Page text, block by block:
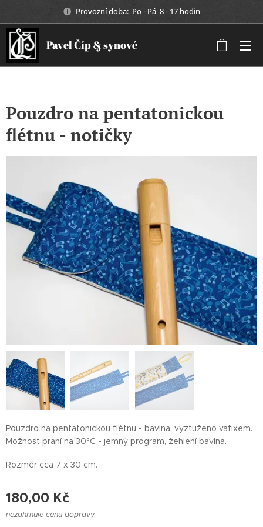
Provozní doba: Po - Pá 8 - 17 hodin
Pavel Číp & synové
Pouzdro na pentatonickou
flétnu - notičky
Pouzdro na pentatonickou flétnu - bavlna, vyztuženo vafixem.
Možnost praní na 30°C - jemný program, žehlení bavlna.
Rozměr cca 7 x 30 cm.
180,00 Kč
nezahrnuje cenu dopravy